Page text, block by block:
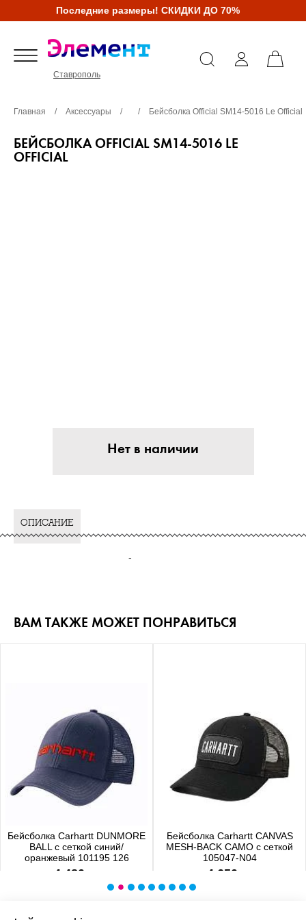
Последние размеры! СКИДКИ ДО 70%
Ставрополь
Главная / Аксессуары / / Бейсболка Official SM14-5016 Le Official
БЕЙСБОЛКА OFFICIAL SM14-5016 LE
OFFICIAL
Нет в наличии
ОПИСАНИЕ
-
ВАМ ТАКЖЕ МОЖЕТ ПОНРАВИТЬСЯ
Бейсболка Carhartt DUNMORE
BALL с сеткой синий/
оранжевый 101195 126
4 480 р.
Бейсболка Carhartt CANVAS
MESH-BACK CAMO с сеткой
105047-N04
4 650 р.